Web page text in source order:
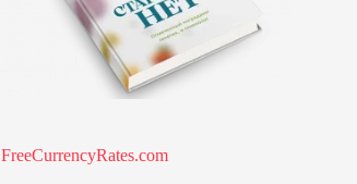
FreeCurrencyRates.com